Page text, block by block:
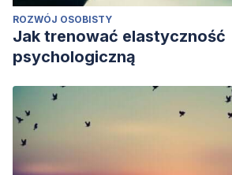
ROZWÓJ OSOBISTY
Jak trenować elastyczność
psychologiczną